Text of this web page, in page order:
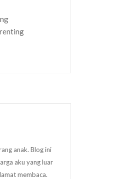
anak. Blog ini
aku yang luar
membaca.